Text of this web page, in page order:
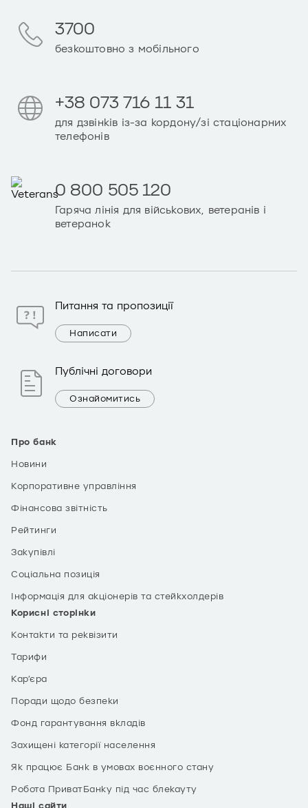
Про банк
Новини
Корпоративне управління
Фінансова звітність
Рейтинги
Закупівлі
Соціальна позиція
Інформація для акціонерів та стейкхолдерів
Корисні сторінки
Контакти та реквізити
Тарифи
Кар’єра
Поради щодо безпеки
Фонд гарантування вкладів
Захищені категорії населення
Як працює Банк в умовах воєнного стану
Робота ПриватБанку під час блекауту
3700
безкоштовно з мобільного
+38 073 716 11 31
для дзвінків із-за кордону/зі стаціонарних
телефонів
0 800 505 120
Гаряча лінія для військових, ветеранів і
ветеранок
Питання та пропозиції
Написати
Публічні договори
Ознайомитись